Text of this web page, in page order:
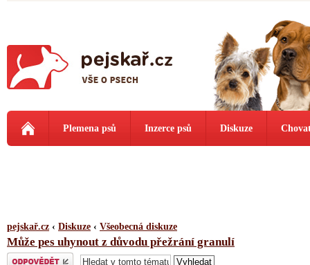
Plemena psů Inzerce psů Diskuze
pejskař.cz ‹ Diskuze ‹ Všeobecná diskuze
Může pes uhynout z důvodu přežrání granulí
Odeslat odpověď